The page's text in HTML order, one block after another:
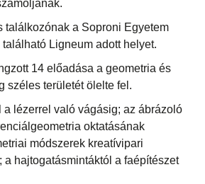
találkozónak a Soproni Egyetem
Ligneum adott helyet.
14 előadása a geometria és
széles területét ölelte fel.
a lézerrel való vágásig; az ábrázoló
oktatásának
módszerek kreatívipari
hajtogatásmintáktól a faépítészet